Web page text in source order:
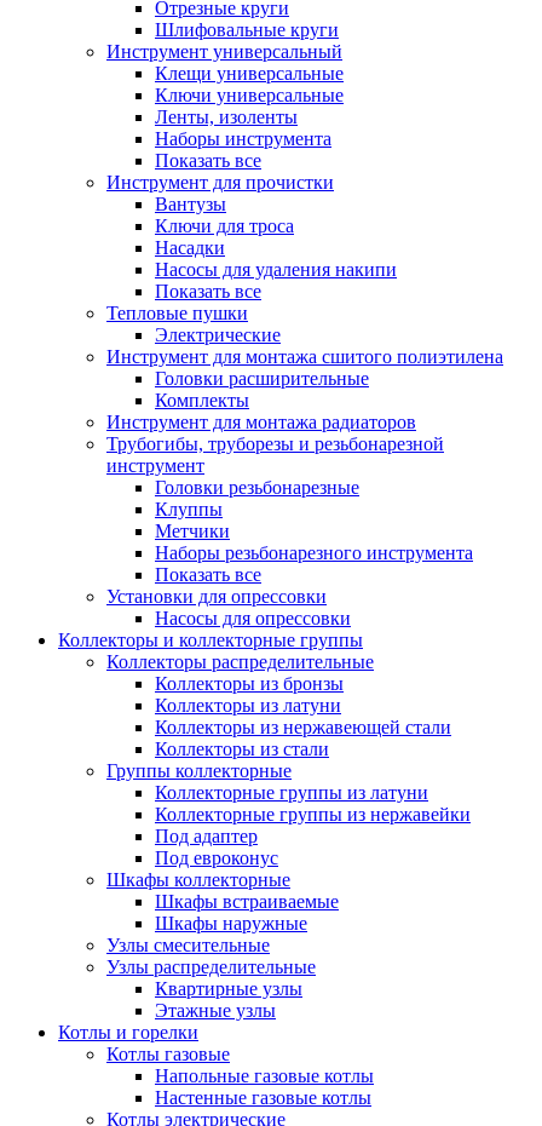
Отрезные круги
Шлифовальные круги
Инструмент универсальный
Клещи универсальные
Ключи универсальные
Ленты, изоленты
Наборы инструмента
Показать все
Инструмент для прочистки
Вантузы
Ключи для троса
Насадки
Насосы для удаления накипи
Показать все
Тепловые пушки
Электрические
Инструмент для монтажа сшитого полиэтилена
Головки расширительные
Комплекты
Инструмент для монтажа радиаторов
Трубогибы, труборезы и резьбонарезной
инструмент
Головки резьбонарезные
Клуппы
Метчики
Наборы резьбонарезного инструмента
Показать все
Установки для опрессовки
Насосы для опрессовки
Коллекторы и коллекторные группы
Коллекторы распределительные
Коллекторы из бронзы
Коллекторы из латуни
Коллекторы из нержавеющей стали
Коллекторы из стали
Группы коллекторные
Коллекторные группы из латуни
Коллекторные группы из нержавейки
Под адаптер
Под евроконус
Шкафы коллекторные
Шкафы встраиваемые
Шкафы наружные
Узлы смесительные
Узлы распределительные
Квартирные узлы
Этажные узлы
Котлы и горелки
Котлы газовые
Напольные газовые котлы
Настенные газовые котлы
Котлы электрические